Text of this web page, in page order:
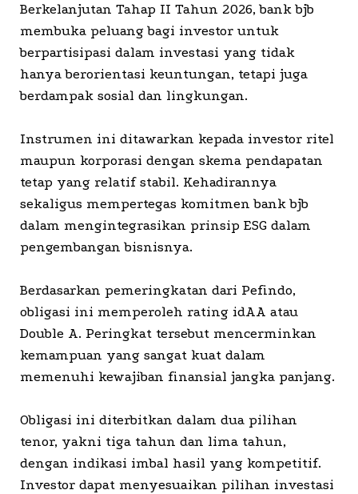
Berkelanjutan Tahap II Tahun 2026, bank bjb
membuka peluang bagi investor untuk
berpartisipasi dalam investasi yang tidak
hanya berorientasi keuntungan, tetapi juga
berdampak sosial dan lingkungan.
Instrumen ini ditawarkan kepada investor ritel
maupun korporasi dengan skema pendapatan
tetap yang relatif stabil. Kehadirannya
sekaligus mempertegas komitmen bank bjb
dalam mengintegrasikan prinsip ESG dalam
pengembangan bisnisnya.
Berdasarkan pemeringkatan dari Pefindo,
obligasi ini memperoleh rating idAA atau
Double A. Peringkat tersebut mencerminkan
kemampuan yang sangat kuat dalam
memenuhi kewajiban finansial jangka panjang.
Obligasi ini diterbitkan dalam dua pilihan
tenor, yakni tiga tahun dan lima tahun,
dengan indikasi imbal hasil yang kompetitif.
Investor dapat menyesuaikan pilihan investasi